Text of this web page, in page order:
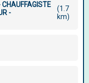
-
(1.7
km)